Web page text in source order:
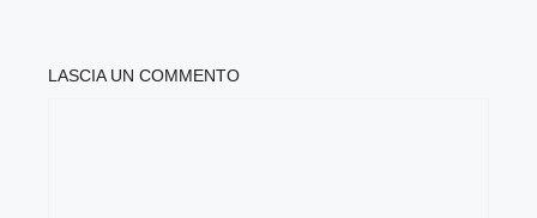
LASCIA UN COMMENTO